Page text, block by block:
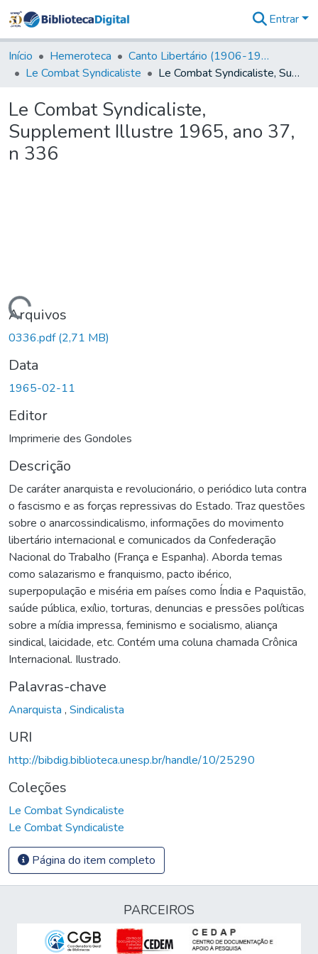
&
Coleções
Tudo na
Digital
Estatísticas
Entrar
Início Hemeroteca
Canto Libertário (1906-1995)
Le Combat Syndicaliste
Le Combat Syndicaliste, Supplement Illustre 1965, ano 37, n 336
Le Combat Syndicaliste,
Supplement Illustre 1965, ano 37,
n 336
Carregando...
Arquivos
0336.pdf(2,71 MB)
Data
1965-02-11
Editor
Imprimerie des Gondoles
Descrição
De caráter anarquista e revolucionário, o periódico luta contra
o fascismo e as forças repressivas do Estado. Traz questões
sobre o anarcossindicalismo, informações do movimento
libertário internacional e comunicados da Confederação
Nacional do Trabalho (França e Espanha). Aborda temas
como salazarismo e franquismo, pacto ibérico,
superpopulação e miséria em países como Índia e Paquistão,
saúde pública, exílio, torturas, denuncias e pressões políticas
sobre a mídia impressa, feminismo e socialismo, aliança
sindical, laicidade, etc. Contém uma coluna chamada Crônica
Internacional. Ilustrado.
Palavras-chave
Anarquista , Sindicalista
URI
http://bibdig.biblioteca.unesp.br/handle/10/25290
Coleções
Le Combat Syndicaliste
Le Combat Syndicaliste
Página do item completo
PARCEIROS